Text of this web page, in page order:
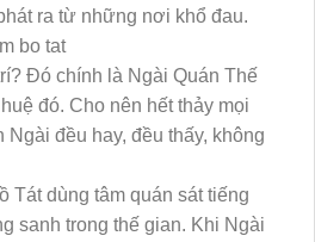
ra từ những nơi khổ đau.
Đó chính là Ngài Quán Thế
đó. Cho nên hết thảy mọi
Ngài đều hay, đều thấy, không
Tát dùng tâm quán sát tiếng
sanh trong thế gian. Khi Ngài